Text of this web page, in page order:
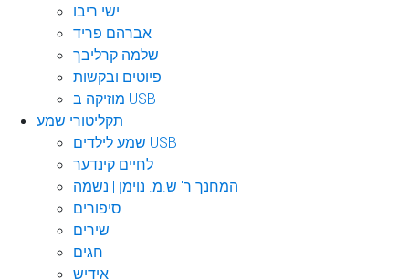
ישי ריבו
אברהם פריד
שלמה קרליבך
פיוטים ובקשות
מוזיקה ב USB
תקליטורי שמע
שמע לילדים USB
לחיים קינדער
המחנך ר' ש.מ. נוימן | נשמה
סיפורים
שירים
חגים
אידיש